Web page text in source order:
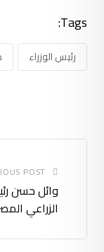
Tags:
رئيس الوزراء
POST
وائل حسن
الزراعي